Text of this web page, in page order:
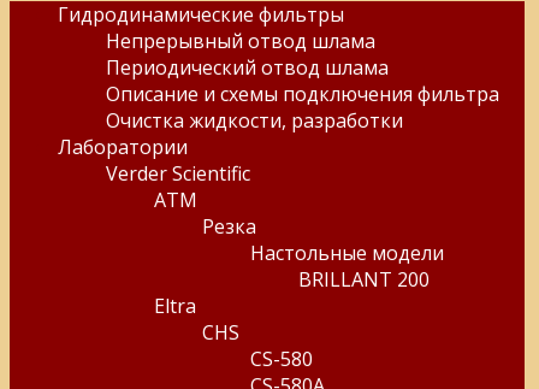
Гидродинамические фильтры
Непрерывный отвод шлама
Периодический отвод шлама
Описание и схемы подключения фильтра
Очистка жидкости, разработки
Лаборатории
Verder Scientific
ATM
Резка
Настольные модели
BRILLANT 200
Eltra
CHS
CS-580